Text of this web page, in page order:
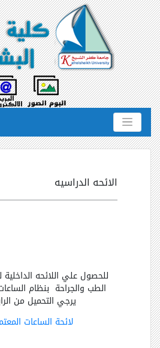
الائحه الدراسيه
للحصول علي اللائحه الداخلية
لائحة الساعات المعتمدة